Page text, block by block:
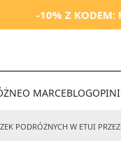
Z KODEM:
O MARCEBLOG
PODRÓŻNYCH W ETUI